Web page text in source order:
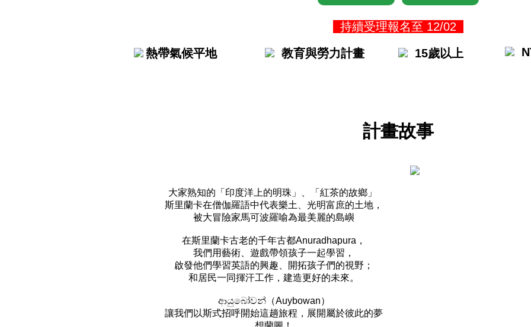
持續受理報名至 12/02
熱帶氣候平地 教育與勞力計畫 15歲以上
計畫故事
大家熟知的「印度洋上的明珠」、「紅茶的故鄉」
斯里蘭卡在僧伽羅語中代表樂土、光明富庶的土地，
被大冒險家馬可波羅喻為最美麗的島嶼
在斯里蘭卡古老的千年古都Anuradhapura，
我們用藝術、遊戲帶領孩子一起學習，
啟發他們學習英語的興趣、開拓孩子們的視野；
和居民一同揮汗工作，建造更好的未來。
ආයුබෝවන්（Auybowan）
讓我們以斯式招呼開始這趟旅程，展開屬於彼此的夢